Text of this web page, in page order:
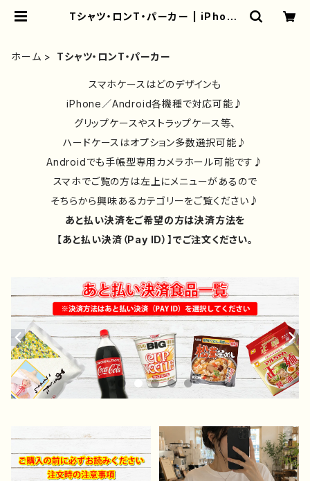
Tシャツ・ロンT・パーカー | iPhone
払い/通販｜雑貨屋アリうさ
ホーム Tシャツ・ロンT・パーカー
スマホケースはどのデザインも
iPhone／Android各機種で対応可能♪
グリップケースやストラップケース等、
ハードケースはオプション多数選択可能♪
Androidでも手帳型専用カメラホール可能です♪
スマホでご覧の方は左上にメニューがあるので
そちらから興味あるカテゴリーをご覧ください♪
あと払い決済をご希望の方は決済方法を
【あと払い決済（Pay ID）】でご注文ください。